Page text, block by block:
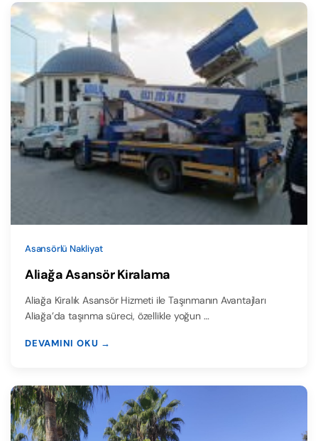
Asansörlü Nakliyat
Aliağa Asansör Kiralama
Aliağa Kiralık Asansör Hizmeti ile Taşınmanın Avantajları
Aliağa’da taşınma süreci, özellikle yoğun …
DEVAMINI OKU →